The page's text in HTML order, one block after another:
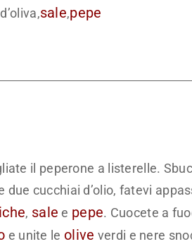
d’oliva,sale,pepe
il peperone a listerelle.
due cucchiai d’olio, fatevi
, sale e pepe. Cuocete a
e unite le olive verdi e nere